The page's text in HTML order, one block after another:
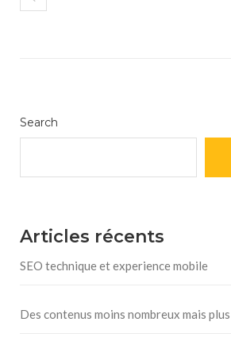
Search
Articles récents
SEO technique et experience mobile
Des contenus moins nombreux mais